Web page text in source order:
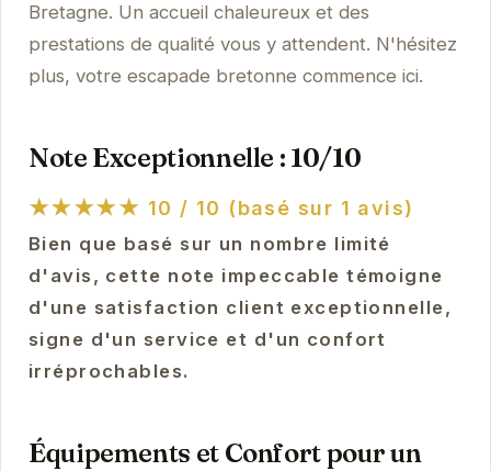
Bretagne. Un accueil chaleureux et des
prestations de qualité vous y attendent. N'hésitez
plus, votre escapade bretonne commence ici.
Note Exceptionnelle : 10/10
★★★★★ 10 / 10 (basé sur 1 avis)
Bien que basé sur un nombre limité
d'avis, cette note impeccable témoigne
d'une satisfaction client exceptionnelle,
signe d'un service et d'un confort
irréprochables.
Équipements et Confort pour un